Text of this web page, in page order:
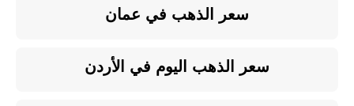
سعر الذهب في عمان
سعر الذهب اليوم في الأردن